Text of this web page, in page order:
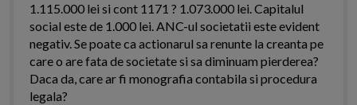
1.115.000 lei si cont 1171 ? 1.073.000 lei. Capitalul
social este de 1.000 lei. ANC-ul societatii este evident
negativ. Se poate ca actionarul sa renunte la creanta pe
care o are fata de societate si sa diminuam pierderea?
Daca da, care ar fi monografia contabila si procedura
legala?